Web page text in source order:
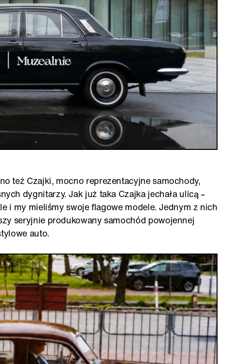
też Czajki, mocno reprezentacyjne samochody,
dygnitarzy. Jak już taka Czajka jechała ulicą –
i my mieliśmy swoje flagowe modele. Jednym z nich
seryjnie produkowany samochód powojennej
auto.